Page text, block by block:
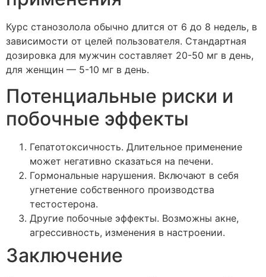
Курс станозолола обычно длится от 6 до 8 недель, в
зависимости от целей пользователя. Стандартная
дозировка для мужчин составляет 20-50 мг в день,
для женщин — 5-10 мг в день.
Потенциальные риски и
побочные эффекты
Гепатотоксичность. Длительное применение
может негативно сказаться на печени.
Гормональные нарушения. Включают в себя
угнетение собственного производства
тестостерона.
Другие побочные эффекты. Возможны акне,
агрессивность, изменения в настроении.
Заключение